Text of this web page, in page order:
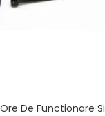
De Functionare Si